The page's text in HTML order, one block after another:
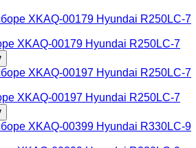
XKAQ-00179 Hyundai R250LC-7
XKAQ-00197 Hyundai R250LC-7